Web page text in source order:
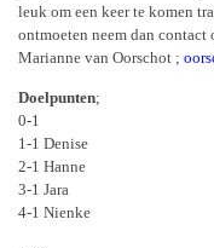
leuk om een keer te komen
ontmoeten neem dan contact
Marianne van Oorschot ;
Doelpunten;
0-1
1-1 Denise
2-1 Hanne
3-1 Jara
4-1 Nienke